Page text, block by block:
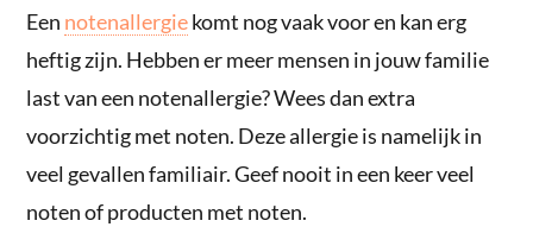
Een notenallergiekomt nog vaak voor en kan erg
heftig zijn. Hebben er meer mensen in jouw familie
last van een notenallergie? Wees dan extra
voorzichtig met noten. Deze allergie is namelijk in
veel gevallen familiair. Geef nooit in een keer veel
noten of producten met noten.